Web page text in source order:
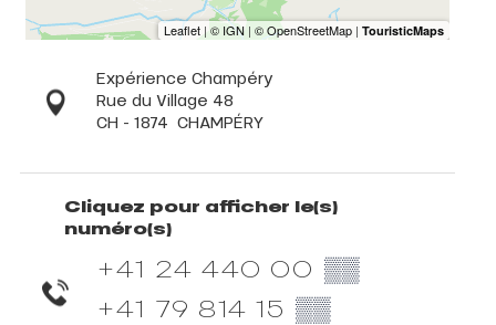
Expérience Champéry
Rue du Village 48
CH - 1874 CHAMPÉRY
Cliquez pour afficher le(s)
numéro(s)
+41 24 440 00 ▒▒
+41 79 814 15 ▒▒